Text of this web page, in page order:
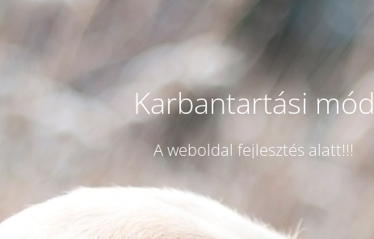
Karbantartási mód
A weboldal fejlesztés alatt!!!